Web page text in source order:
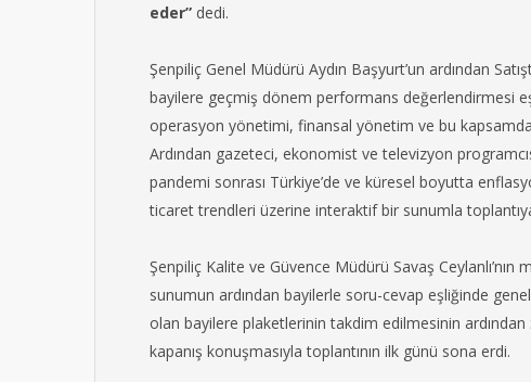
eder” dedi.
Şenpiliç Genel Müdürü Aydın Başyurt’un ardından
bayilere geçmiş dönem performans değerlendirmesi
operasyon yönetimi, finansal yönetim ve bu
Ardından gazeteci, ekonomist ve televizyon
pandemi sonrası Türkiye’de ve küresel boyutta
ticaret trendleri üzerine interaktif bir sunumla toplantıya
Şenpiliç Kalite ve Güvence Müdürü Savaş
sunumun ardından bayilerle soru-cevap eşliğinde genel
olan bayilere plaketlerinin takdim edilmesinin ardından
kapanış konuşmasıyla toplantının ilk günü sona erdi.